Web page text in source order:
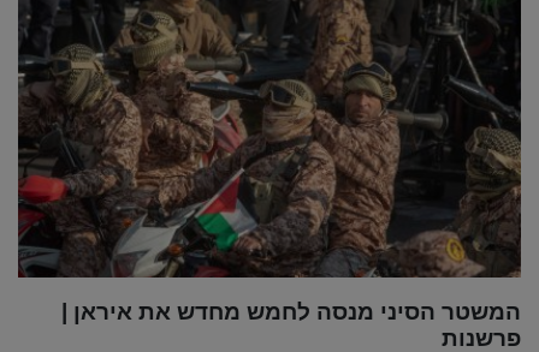
המשטר הסיני מנסה לחמש מחדש את איראן |
פרשנות